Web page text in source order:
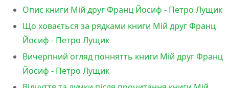
Опис книги Мій друг Франц Йосиф - Петро Лущик
Що ховається за рядками книги Мій друг Франц
Йосиф - Петро Лущик
Вичерпний огляд поннятть книги Мій друг Франц
Йосиф - Петро Лущик